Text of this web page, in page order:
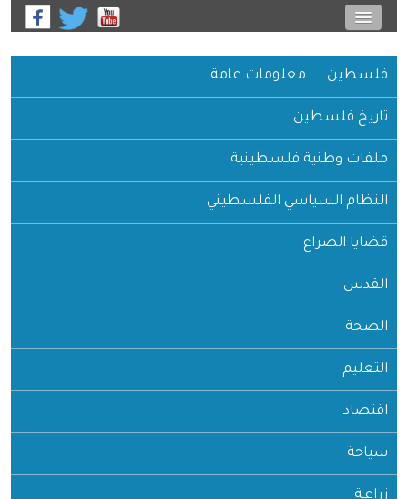
فلسطين ... معلومات عامة
تاريخ فلسطين
ملفات وطنية فلسطينية
النظام السياسي الفلسطيني
قضايا الصراع
القدس
الصحة
التعليم
اقتصاد
سياحة
زراعـة